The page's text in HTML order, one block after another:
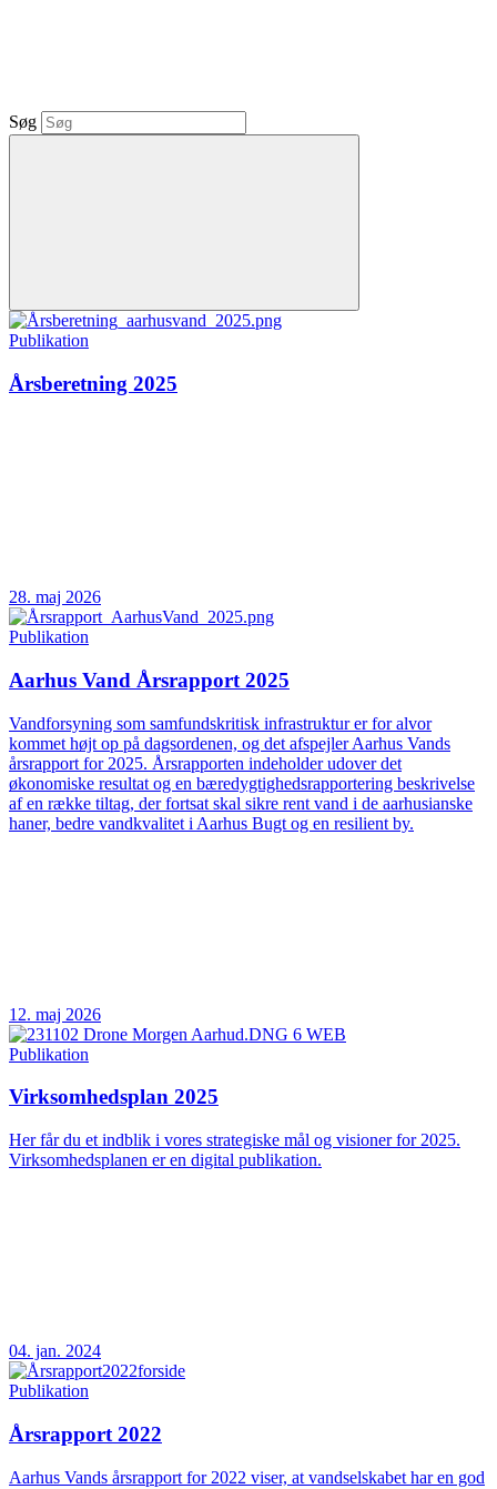
Søg
Publikation
Årsberetning 2025
28. maj 2026
Publikation
Aarhus Vand Årsrapport 2025
Vandforsyning som samfundskritisk infrastruktur er for alvor
kommet højt op på dagsordenen, og det afspejler Aarhus Vands
årsrapport for 2025. Årsrapporten indeholder udover det
økonomiske resultat og en bæredygtighedsrapportering beskrivelse
af en række tiltag, der fortsat skal sikre rent vand i de aarhusianske
haner, bedre vandkvalitet i Aarhus Bugt og en resilient by.
12. maj 2026
Publikation
Virksomhedsplan 2025
Her får du et indblik i vores strategiske mål og visioner for 2025.
Virksomhedsplanen er en digital publikation.
04. jan. 2024
Publikation
Årsrapport 2022
Aarhus Vands årsrapport for 2022 viser, at vandselskabet har en god